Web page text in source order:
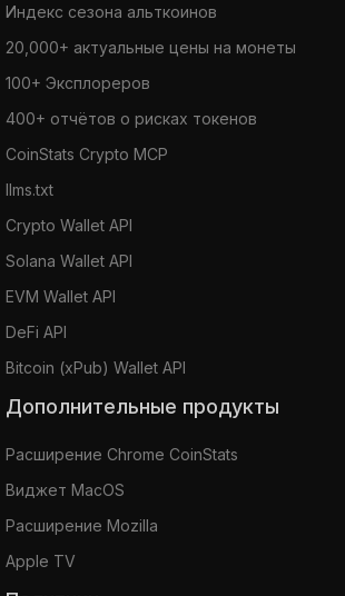
Индекс сезона альткоинов
20,000+ актуальные цены на монеты
100+ Эксплореров
400+ отчётов о рисках токенов
CoinStats Crypto MCP
llms.txt
Crypto Wallet API
Solana Wallet API
EVM Wallet API
DeFi API
Bitcoin (xPub) Wallet API
Дополнительные продукты
Расширение Chrome CoinStats
Виджет MacOS
Расширение Mozilla
Apple TV